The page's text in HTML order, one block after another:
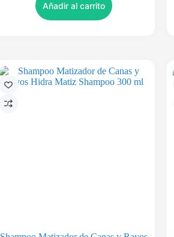
Añadir al carrito